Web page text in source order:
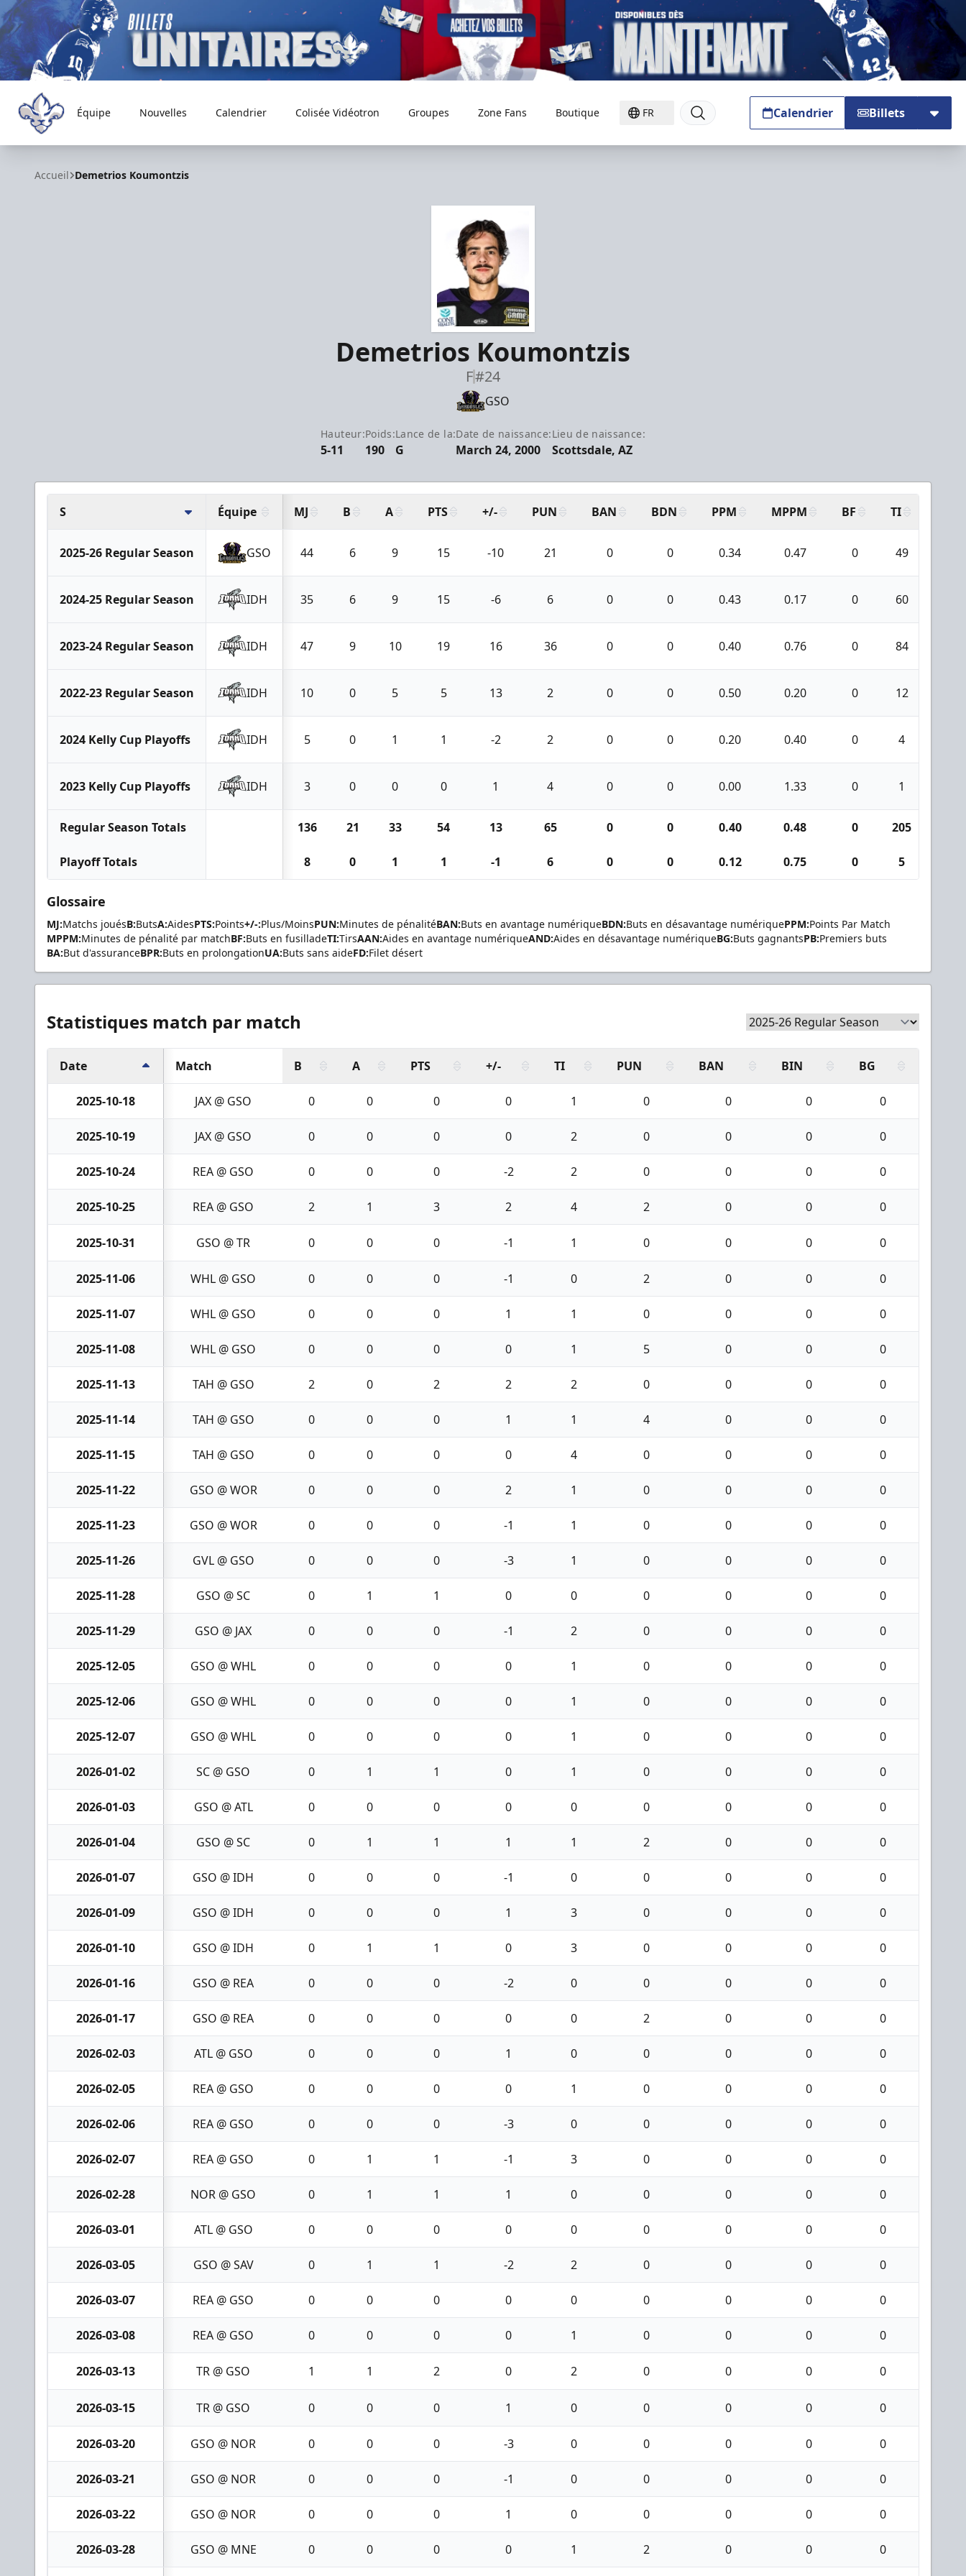
Trois-Rivières Lions
Équipe Nouvelles Calendrier Colisée Vidéotron Groupes Zone Fans Boutique FR Calendrier Billets
Accueil Demetrios Koumontzis
Demetrios Koumontzis
F#24
GSO
Hauteur:
5-11
Poids:
190
Lance de la:
G
Date de naissance:
March 24, 2000
Lieu de naissance:
Scottsdale, AZ
S Équipe MJ B A PTS +/- PUN BAN BDN PPM MPPM BF TI
2025-26 Regular Season GSO 44 6 9 15 -10 21 0 0 0.34 0.47 0 49
2024-25 Regular Season IDH 35 6 9 15 -6 6 0 0 0.43 0.17 0 60
2023-24 Regular Season IDH 47 9 10 19 16 36 0 0 0.40 0.76 0 84
2022-23 Regular Season IDH 10 0 5 5 13 2 0 0 0.50 0.20 0 12
2024 Kelly Cup Playoffs IDH 5 0 1 1 -2 2 0 0 0.20 0.40 0 4
2023 Kelly Cup Playoffs IDH 3 0 0 0 1 4 0 0 0.00 1.33 0 1
Regular Season Totals 136 21 33 54 13 65 0 0 0.40 0.48 0 205
Playoff Totals 8 0 1 1 -1 6 0 0 0.12 0.75 0 5
Glossaire
MJ:Matchs jouésB:ButsA:AidesPTS:Points+/-:Plus/MoinsPUN:Minutes de pénalitéBAN:Buts en avantage numériqueBDN:Buts en désavantage numériquePPM:Points Par Match
MPPM:Minutes de pénalité par matchBF:Buts en fusilladeTI:TirsAAN:Aides en avantage numériqueAND:Aides en désavantage numériqueBG:Buts gagnantsPB:Premiers buts
BA:But d'assuranceBPR:Buts en prolongationUA:Buts sans aideFD:Filet désert
Statistiques match par match
Date Match B A PTS +/- TI PUN BAN BIN BG
2025-10-18 JAX @ GSO 0 0 0 0 1 0 0 0 0
2025-10-19 JAX @ GSO 0 0 0 0 2 0 0 0 0
2025-10-24 REA @ GSO 0 0 0 -2 2 0 0 0 0
2025-10-25 REA @ GSO 2 1 3 2 4 2 0 0 0
2025-10-31 GSO @ TR 0 0 0 -1 1 0 0 0 0
2025-11-06 WHL @ GSO 0 0 0 -1 0 2 0 0 0
2025-11-07 WHL @ GSO 0 0 0 1 1 0 0 0 0
2025-11-08 WHL @ GSO 0 0 0 0 1 5 0 0 0
2025-11-13 TAH @ GSO 2 0 2 2 2 0 0 0 0
2025-11-14 TAH @ GSO 0 0 0 1 1 4 0 0 0
2025-11-15 TAH @ GSO 0 0 0 0 4 0 0 0 0
2025-11-22 GSO @ WOR 0 0 0 2 1 0 0 0 0
2025-11-23 GSO @ WOR 0 0 0 -1 1 0 0 0 0
2025-11-26 GVL @ GSO 0 0 0 -3 1 0 0 0 0
2025-11-28 GSO @ SC 0 1 1 0 0 0 0 0 0
2025-11-29 GSO @ JAX 0 0 0 -1 2 0 0 0 0
2025-12-05 GSO @ WHL 0 0 0 0 1 0 0 0 0
2025-12-06 GSO @ WHL 0 0 0 0 1 0 0 0 0
2025-12-07 GSO @ WHL 0 0 0 0 1 0 0 0 0
2026-01-02 SC @ GSO 0 1 1 0 1 0 0 0 0
2026-01-03 GSO @ ATL 0 0 0 0 0 0 0 0 0
2026-01-04 GSO @ SC 0 1 1 1 1 2 0 0 0
2026-01-07 GSO @ IDH 0 0 0 -1 0 0 0 0 0
2026-01-09 GSO @ IDH 0 0 0 1 3 0 0 0 0
2026-01-10 GSO @ IDH 0 1 1 0 3 0 0 0 0
2026-01-16 GSO @ REA 0 0 0 -2 0 0 0 0 0
2026-01-17 GSO @ REA 0 0 0 0 0 2 0 0 0
2026-02-03 ATL @ GSO 0 0 0 1 0 0 0 0 0
2026-02-05 REA @ GSO 0 0 0 0 1 0 0 0 0
2026-02-06 REA @ GSO 0 0 0 -3 0 0 0 0 0
2026-02-07 REA @ GSO 0 1 1 -1 3 0 0 0 0
2026-02-28 NOR @ GSO 0 1 1 1 0 0 0 0 0
2026-03-01 ATL @ GSO 0 0 0 0 0 0 0 0 0
2026-03-05 GSO @ SAV 0 1 1 -2 2 0 0 0 0
2026-03-07 REA @ GSO 0 0 0 0 0 0 0 0 0
2026-03-08 REA @ GSO 0 0 0 0 1 0 0 0 0
2026-03-13 TR @ GSO 1 1 2 0 2 0 0 0 0
2026-03-15 TR @ GSO 0 0 0 1 0 0 0 0 0
2026-03-20 GSO @ NOR 0 0 0 -3 0 0 0 0 0
2026-03-21 GSO @ NOR 0 0 0 -1 0 0 0 0 0
2026-03-22 GSO @ NOR 0 0 0 1 0 0 0 0 0
2026-03-28 GSO @ MNE 0 0 0 0 1 2 0 0 0